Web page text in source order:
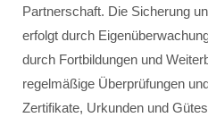
Partnerschaft. Die Sicherung
erfolgt durch
durch Fortbildungen und
regelmäßige Überprüfungen
Zertifikate, Urkunden und